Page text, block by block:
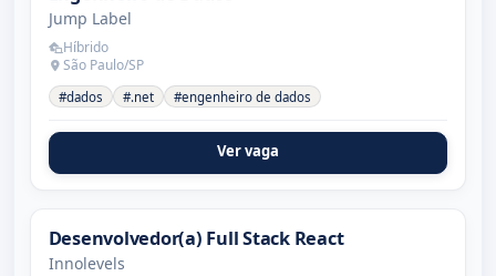
Jump Label
Híbrido
São Paulo/SP
#dados #.net #engenheiro de dados
Ver vaga
Desenvolvedor(a) Full Stack React
Innolevels